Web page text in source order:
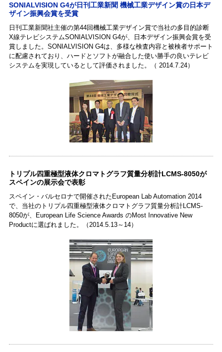
SONIALVISION G4が日刊工業新聞 機械工業デザイン賞の日本デ
ザイン振興会賞を受賞
日刊工業新聞社主催の第44回機械工業デザイン賞で当社の多目的診断
X線テレビシステムSONIALVISION G4が、日本デザイン振興会賞を受
賞しました。SONIALVISION G4は、多様な検査内容と被検者サポート
に配慮されており、ハードとソフトが融合した使い勝手の良いテレビ
システムを実現しているとして評価されました。（ 2014.7.24）
トリプル四重極型液体クロマトグラフ質量分析計LCMS-8050が
スペインの展示会で表彰
スペイン・バルセロナで開催されたEuropean Lab Automation 2014
で、当社のトリプル四重極型液体クロマトグラフ質量分析計LCMS-
8050が、European Life Science Awards のMost Innovative New
Productに選ばれました。（2014.5.13～14）